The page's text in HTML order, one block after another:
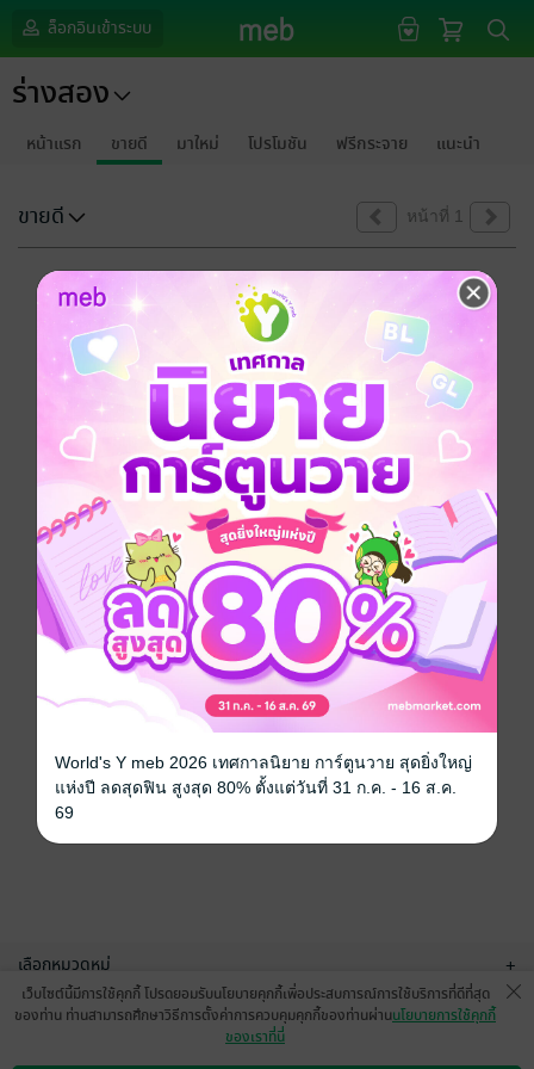
ล็อกอินเข้าระบบ
ร่างสอง
หน้าแรก ขายดี มาใหม่ โปรโมชัน ฟรีกระจาย แนะนำ
ขายดี หน้าที่ 1
ขออภัยด้วยนะคะ
ไม่พบข้อมูลในหัวข้อที่คุณกำลังชมค่ะ
เลือกหมวดหมู่ +
บริการช่วยเหลือ
เว็บไซต์นี้มีการใช้คุกกี้ โปรดยอมรับนโยบายคุกกี้เพื่อประสบการณ์การใช้บริการที่ดีที่สุด
ของท่าน ท่านสามารถศึกษาวิธีการตั้งค่าการควบคุมคุกกี้ของท่านผ่านนโยบายการใช้คุกกี้
ของเราที่นี่
World's Y meb 2026 เทศกาลนิยาย การ์ตูนวาย สุดยิ่งใหญ่
แห่งปี ลดสุดฟิน สูงสุด 80% ตั้งแต่วันที่ 31 ก.ค. - 16 ส.ค.
69